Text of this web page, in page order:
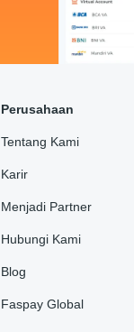
Perusahaan
Tentang Kami
Karir
Menjadi Partner
Hubungi Kami
Blog
Faspay Global